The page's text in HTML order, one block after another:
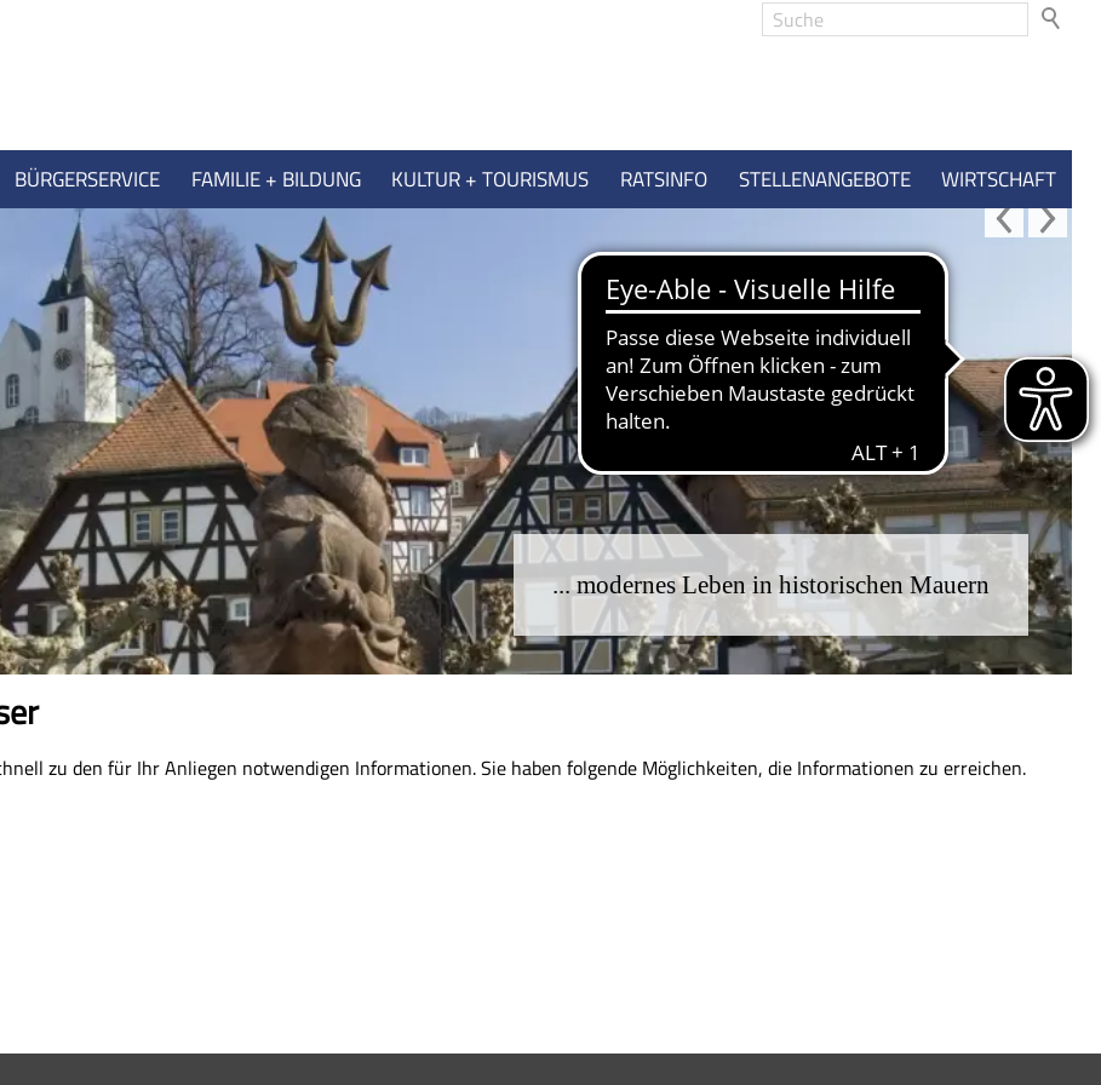
BÜRGERSERVICE FAMILIE + BILDUNG KULTUR + TOURISMUS RATSINFO STELLENANGEBOTE WIRTSCHAFT
... modernes Leben in historischen Mauern
zu den für Ihr Anliegen notwendigen Informationen. Sie haben folgende Möglichkeiten, die Informationen zu erreichen.